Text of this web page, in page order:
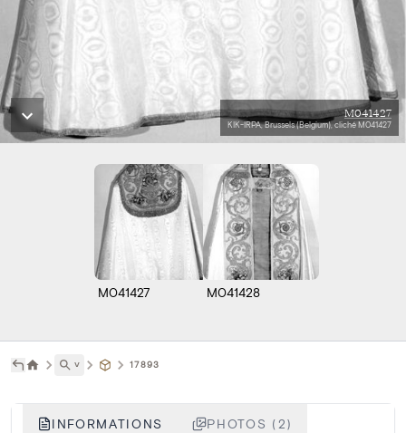
M041427
KIK-IRPA, Brussels (Belgium), cliché M041427
M041427 M041428
˅ 17893
INFORMATIONS PHOTOS (2)